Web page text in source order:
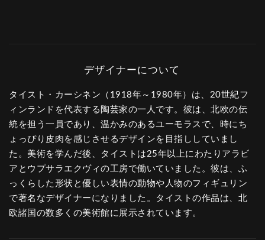
タイスト・カーシネン（1918年～1980年）は、20世紀フ
ィンランドを代表する陶芸家の一人です。彼は、北欧の伝
統を担う一員であり、温かみのあるユーモラスで、時にち
ょっぴり皮肉を感じさせるデザインを目指ししていまし
た。美術を学んだ後、タイストは25年以上にわたりアラビ
アとウプサラエクヴィの工房で働いていました。彼は、ふ
っくらした形状と優しい表情の動物や人物のフィギュリン
で著名なデザイナーになりました。タイストの作品は、北
欧諸国の数多くの美術館に展示されています。